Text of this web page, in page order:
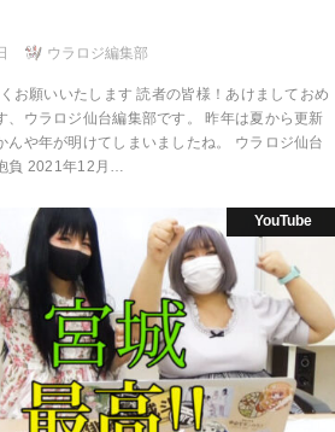
ウラロジ編集部
お願いいたします 読者の皆様！あけましておめ
、ウラロジ仙台編集部です。 昨年は夏から更新
んや年が明けてしまいましたね。 ウラロジ仙台
負 2021年12月…
YouTube